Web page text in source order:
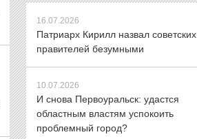
16.07.2026
Патриарх Кирилл назвал советских
правителей безумными
10.07.2026
И снова Первоуральск: удастся
областным властям успокоить
проблемный город?